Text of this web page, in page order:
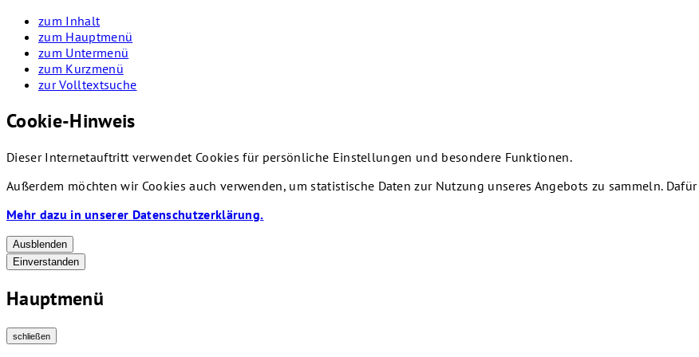
zum Inhalt
zum Hauptmenü
zum Untermenü
zum Kurzmenü
zur Volltextsuche
Cookie-Hinweis
Dieser Internetauftritt verwendet Cookies für persönliche Einstellungen und besondere Funktionen.
Außerdem möchten wir Cookies auch verwenden, um statistische Daten zur Nutzung unseres Angebots zu sammeln.
Mehr dazu in unserer Datenschutzerklärung.
Ausblenden
Einverstanden
Hauptmenü
schließen